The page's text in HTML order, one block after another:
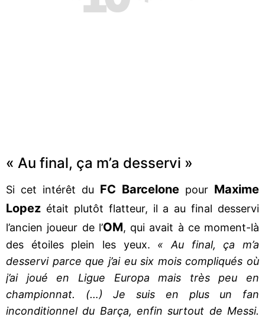
« Au final, ça m’a desservi »
Si cet intérêt du FC Barcelone pour Maxime
Lopez était plutôt flatteur, il a au final desservi
l’ancien joueur de l’OM, qui avait à ce moment-là
des étoiles plein les yeux. « Au final, ça m’a
desservi parce que j’ai eu six mois compliqués où
j’ai joué en Ligue Europa mais très peu en
championnat. (…) Je suis en plus un fan
inconditionnel du Barça, enfin surtout de Messi.